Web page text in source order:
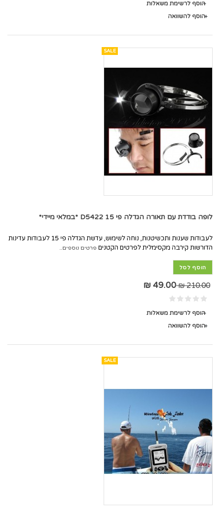
הוסף לרשימת משאלות
הוסף להשוואה
SALE
לופה בודדת עם תאורה הגדלה פי 15 D5422 *במלאי מיידי*
לעבודות שענות ותכשיטנות, נוחה לשימוש, עדשת הגדלה פי 15 לעבודות עדינות
הדורשות קירבה מקסימלית לפרטים הקטנים פרטים נוספים..
הוסף לסל
210.00 ₪
49.00 ₪
הוסף לרשימת משאלות
הוסף להשוואה
SALE